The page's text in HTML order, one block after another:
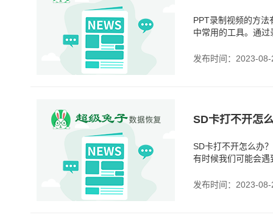
PPT录制视频的方
中常用的工具。通
发布时间：2023-08-
SD卡打不开怎
SD卡打不开怎么办
有时候我们可能会
发布时间：2023-08-